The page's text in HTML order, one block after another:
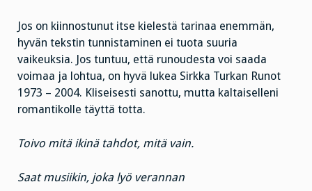
Jos on kiinnostunut itse kielestä tarinaa enemmän,
hyvän tekstin tunnistaminen ei tuota suuria
vaikeuksia. Jos tuntuu, että runoudesta voi saada
voimaa ja lohtua, on hyvä lukea Sirkka Turkan Runot
1973 – 2004. Kliseisesti sanottu, mutta kaltaiselleni
romantikolle täyttä totta.
Toivo mitä ikinä tahdot, mitä vain.
Saat musiikin, joka lyö verannan